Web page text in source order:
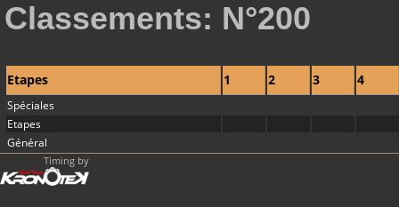
Classements: N°200
Etapes 1 2 3 4
Spéciales
Etapes
Général
Timing by